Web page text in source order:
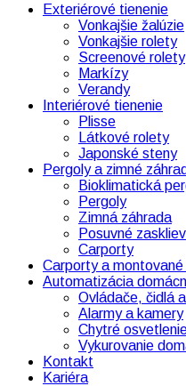
Facebook
Instagram
LinkedinExteriérové tienenie
Vonkajšie žalúzie
Vonkajšie rolety
Screenové rolety
Markízy
Verandy
Interiérové tienenie
Plisse
Látkové rolety
Japonské steny
Pergoly a zimné
Bioklimatická
Pergoly
Zimná záhrada
Posuvné
Carporty
Carporty a
Automatizácia
Ovládače, čidlá
Alarmy a kamery
Chytré
Vykurovanie
Kontakt
Kariéra